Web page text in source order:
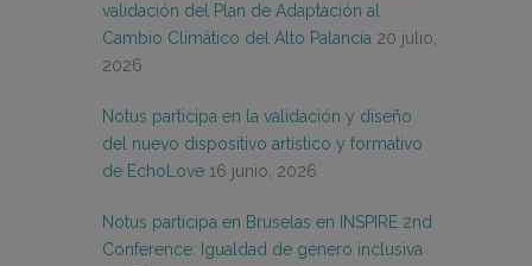
validación del Plan de Adaptación al
Cambio Climático del Alto Palancia 20 julio,
2026
Notus participa en la validación y diseño
del nuevo dispositivo artístico y formativo
de EchoLove 16 junio, 2026
Notus participa en Bruselas en INSPIRE 2nd
Conference: Igualdad de género inclusiva